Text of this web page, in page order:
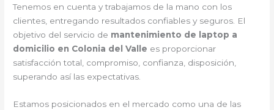
Tenemos en cuenta y trabajamos de la mano con los
clientes, entregando resultados confiables y seguros. El
objetivo del servicio de mantenimiento de laptop a
domicilio en Colonia del Valle es proporcionar
satisfacción total, compromiso, confianza, disposición,
superando así las expectativas.
Estamos posicionados en el mercado como una de las